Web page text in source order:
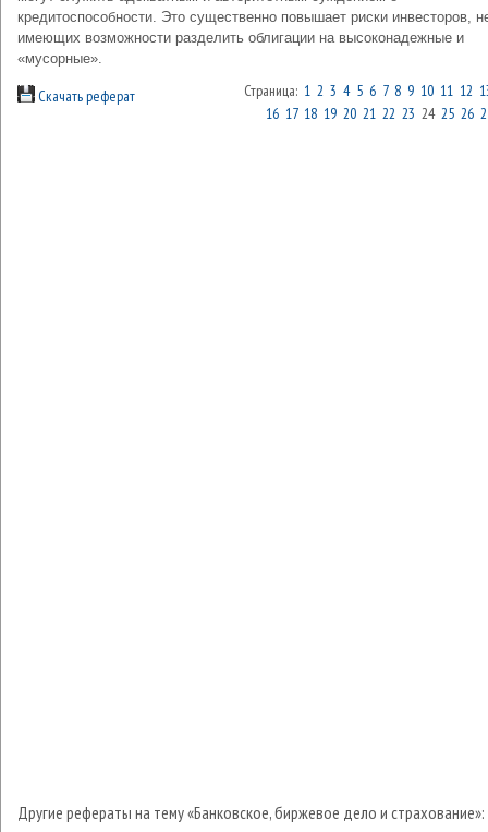
кредитоспособности. Это существенно повышает риски инвесторов,
имеющих возможности разделить облигации на высоконадежные и
«мусорные».
Скачать реферат Страница: 1 2 3 4 5 6 7 8 9 10 11 12
16 17 18 19 20 21 22 23 24 25 26
Другие рефераты на тему «Банковское, биржевое дело и страхование»: